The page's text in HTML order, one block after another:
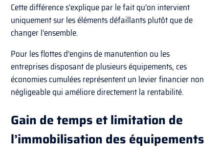
Cette différence s’explique par le fait qu’on intervient
uniquement sur les éléments défaillants plutôt que de
changer l’ensemble.
Pour les flottes d’engins de manutention ou les
entreprises disposant de plusieurs équipements, ces
économies cumulées représentent un levier financier non
négligeable qui améliore directement la rentabilité.
Gain de temps et limitation de
l’immobilisation des équipements